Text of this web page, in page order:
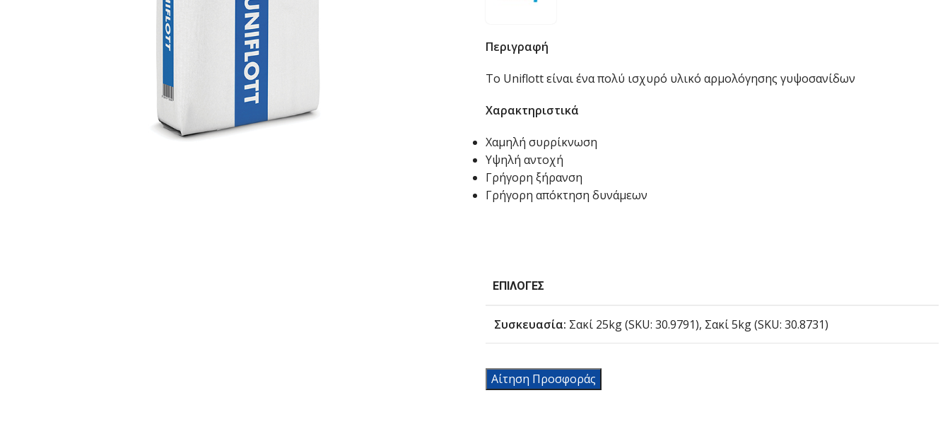
Περιγραφή
Το Uniflott είναι ένα πολύ ισχυρό υλικό αρμολόγησης γυψοσανίδων
Χαρακτηριστικά
Χαμηλή συρρίκνωση
Υψηλή αντοχή
Γρήγορη ξήρανση
Γρήγορη απόκτηση δυνάμεων
ΕΠΙΛΟΓΈΣ
Συσκευασία: Σακί 25kg (SKU: 30.9791), Σακί 5kg (SKU: 30.8731)
Αίτηση Προσφοράς